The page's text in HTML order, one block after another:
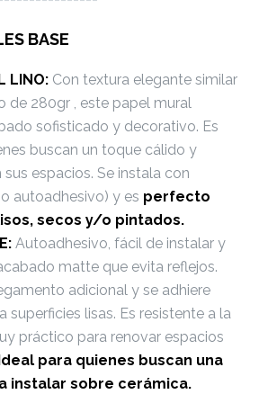
BASE
LINO: Con textura elegante similar
de 280gr , este papel mural
sofisticado y decorativo. Es
buscan un toque cálido y
espacios. Se instala con
autoadhesivo) y es perfecto
secos y/o pintados.
Autoadhesivo, fácil de instalar y
matte que evita reflejos.
adicional y se adhiere
superficies lisas. Es resistente a la
práctico para renovar espacios
para quienes buscan una
instalar sobre cerámica.